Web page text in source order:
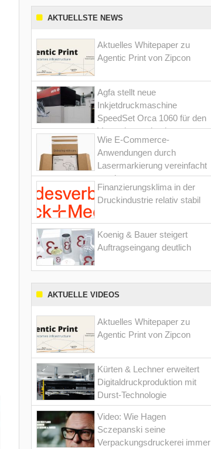
AKTUELLSTE NEWS
Aktuelles Whitepaper zu
Agentic Print von Zipcon
Agfa stellt neue
Inkjetdruckmaschine
SpeedSet Orca 1060 für den
Verpackungsdruck vor
Wie E-Commerce-
Anwendungen durch
Lasermarkierung vereinfacht
werden
Finanzierungsklima in der
Druckindustrie relativ stabil
Koenig & Bauer steigert
Auftragseingang deutlich
AKTUELLE VIDEOS
Aktuelles Whitepaper zu
Agentic Print von Zipcon
Kürten & Lechner erweitert
Digitaldruckproduktion mit
Durst-Technologie
Video: Wie Hagen
Sczepanski seine
Verpackungsdruckerei immer